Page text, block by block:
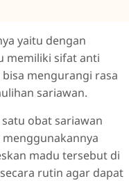
yaitu dengan
memiliki sifat anti
mengurangi rasa
sariawan.
obat sariawan
madu tersebut di
rutin agar dapat